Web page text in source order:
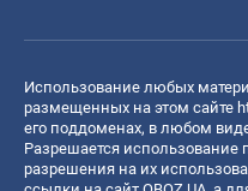
Использование любых
размещенных на этом сайте
его поддоменах, в любом
Разрешается использование
разрешения на их